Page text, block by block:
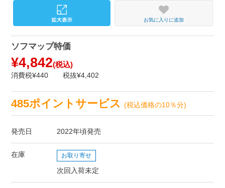
お気に入りに追加
ソフマップ特価
¥4,842(税込)
消費税¥440 税抜¥4,402
485ポイントサービス(税込価格の10％分)
発売日 2022年頃発売
在庫 お取り寄せ
次回入荷未定